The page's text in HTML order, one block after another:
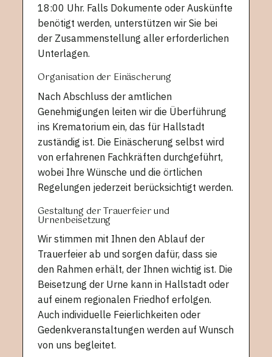
18:00 Uhr. Falls Dokumente oder Auskünfte
benötigt werden, unterstützen wir Sie bei
der Zusammenstellung aller erforderlichen
Unterlagen.
Organisation der Einäscherung
Nach Abschluss der amtlichen
Genehmigungen leiten wir die Überführung
ins Krematorium ein, das für Hallstadt
zuständig ist. Die Einäscherung selbst wird
von erfahrenen Fachkräften durchgeführt,
wobei Ihre Wünsche und die örtlichen
Regelungen jederzeit berücksichtigt werden.
Gestaltung der Trauerfeier und
Urnenbeisetzung
Wir stimmen mit Ihnen den Ablauf der
Trauerfeier ab und sorgen dafür, dass sie
den Rahmen erhält, der Ihnen wichtig ist. Die
Beisetzung der Urne kann in Hallstadt oder
auf einem regionalen Friedhof erfolgen.
Auch individuelle Feierlichkeiten oder
Gedenkveranstaltungen werden auf Wunsch
von uns begleitet.